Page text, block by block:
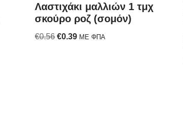
Λαστιχάκι μαλλιών 1 τμχ
σκούρο ροζ (σομόν)
€0.56 €0.39 ΜΕ ΦΠΑ